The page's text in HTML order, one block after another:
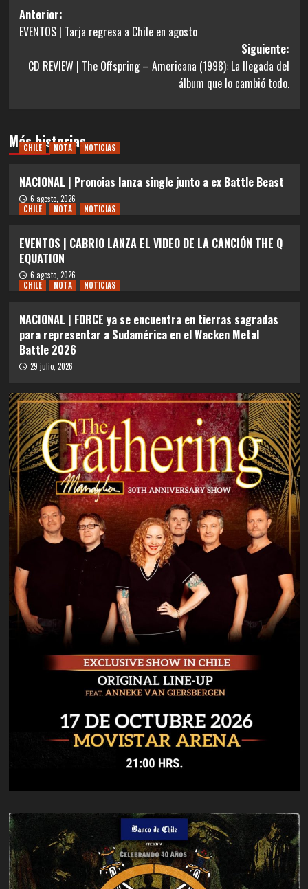
Navegación
de
entradas
Anterior:
EVENTOS | Tarja regresa a Chile en agosto
Siguiente:
CD REVIEW | The Offspring – Americana (1998): La llegada del
álbum que lo cambió todo.
Más historias
CHILE NOTA NOTICIAS
NACIONAL | Pronoias lanza single junto a ex Battle Beast
6 agosto, 2026
CHILE
NOTA NOTICIAS
EVENTOS | CABRIO LANZA EL VIDEO DE LA CANCIÓN THE Q
EQUATION
6 agosto, 2026
CHILE
NOTA NOTICIAS
NACIONAL | FORCE ya se encuentra en tierras sagradas
para representar a Sudamérica en el Wacken Metal
Battle 2026
29 julio, 2026